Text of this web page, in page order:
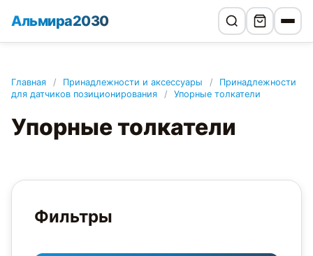
Альмира2030
Главная / Принадлежности и аксессуары /
Принадлежности
для датчиков позиционирования
/ Упорные толкатели
Упорные толкатели
Фильтры